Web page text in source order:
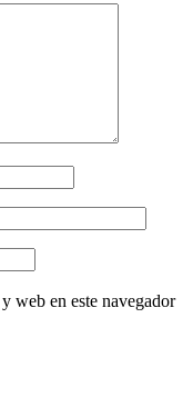
web en este navegador